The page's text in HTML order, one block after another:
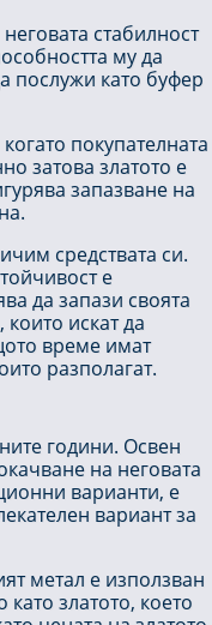
стабилност
му да
послужи като буфер
покупателната
затова златото е
запазване на
средствата си.
е
да запази своята
искат да
време имат
разполагат.
години. Освен
на неговата
варианти, е
вариант за
метал е използван
златото, което